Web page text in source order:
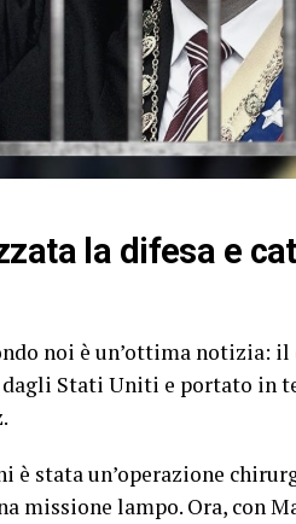
la difesa e
noi è un’ottima notizia:
Stati Uniti e portato in
è stata un’operazione
missione lampo. Ora, con